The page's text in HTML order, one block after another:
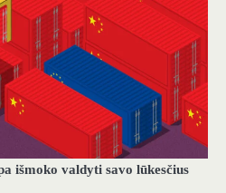
išmoko valdyti savo lūkesčius